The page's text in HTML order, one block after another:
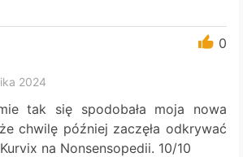
0
2024
tak się spodobała moja nowa
chwilę później zaczęła odkrywać
na Nonsensopedii. 10/10